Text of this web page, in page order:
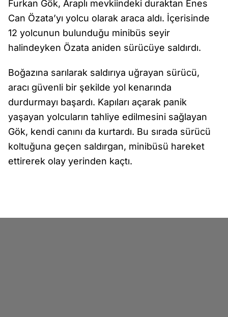
Furkan Gök, Araplı mevkiindeki duraktan Enes
Can Özata’yı yolcu olarak araca aldı. İçerisinde
12 yolcunun bulunduğu minibüs seyir
halindeyken Özata aniden sürücüye saldırdı.
Boğazına sarılarak saldırıya uğrayan sürücü,
aracı güvenli bir şekilde yol kenarında
durdurmayı başardı. Kapıları açarak panik
yaşayan yolcuların tahliye edilmesini sağlayan
Gök, kendi canını da kurtardı. Bu sırada sürücü
koltuğuna geçen saldırgan, minibüsü hareket
ettirerek olay yerinden kaçtı.